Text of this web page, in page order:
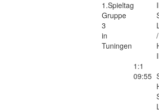
1.Spieltag
Gruppe
3
in
Tuningen
/
1:1
09:55